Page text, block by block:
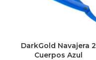
DarkGold Navajera 2
Cuerpos Azul